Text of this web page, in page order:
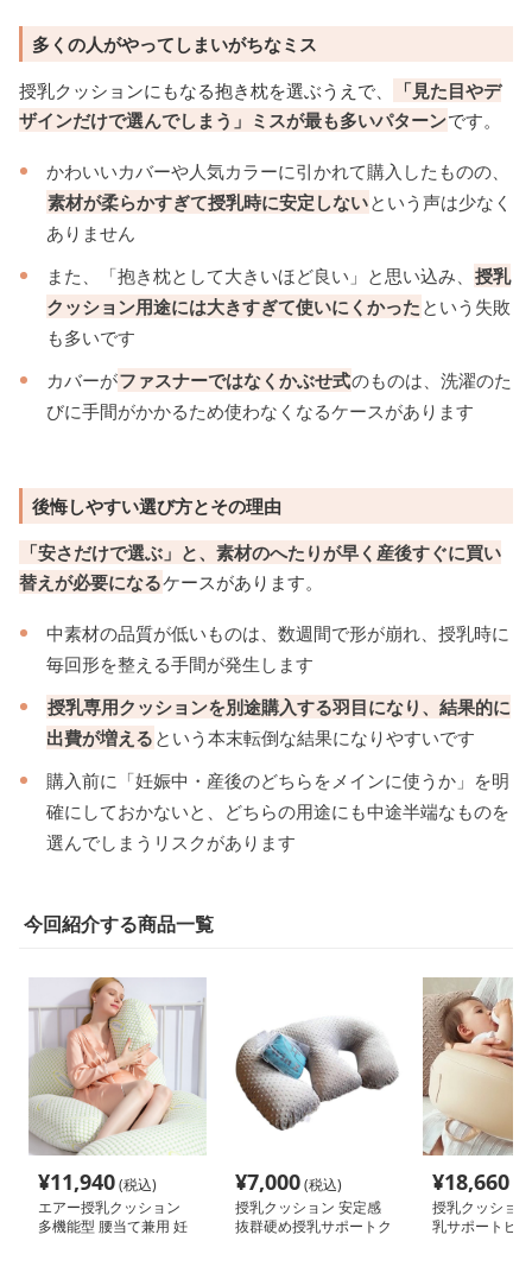
多くの人がやってしまいがちなミス
授乳クッションにもなる抱き枕を選ぶうえで、
「見た目やデ
ザインだけで選んでしまう」ミスが最も多いパターンです。
かわいいカバーや人気カラーに引かれて購入したものの、
素材が柔らかすぎて授乳時に安定しないという声は少なく
ありません
また、「抱き枕として大きいほど良い」と思い込み、 授乳
クッション用途には大きすぎて使いにくかった という失敗
も多いです
カバーがファスナーではなくかぶせ式のものは、洗濯のた
びに手間がかかるため使わなくなるケースがあります
後悔しやすい選び方とその理由
「安さだけで選ぶ」と、素材のへたりが早く産後すぐに買い
替えが必要になるケースがあります。
中素材の品質が低いものは、数週間で形が崩れ、授乳時に
毎回形を整える手間が発生します
授乳専用クッションを別途購入する羽目になり、結果的に
出費が増える という本末転倒な結果になりやすいです
購入前に「妊娠中・産後のどちらをメインに使うか」を明
確にしておかないと、どちらの用途にも中途半端なものを
選んでしまうリスクがあります
今回紹介する商品一覧
¥11,940(税込)
エアー授乳クッション
多機能型 腰当て兼用 妊
¥7,000(税込)
授乳クッション 安定感
抜群硬め授乳サポートク
¥18,660
授乳クッショ
乳サポートビ